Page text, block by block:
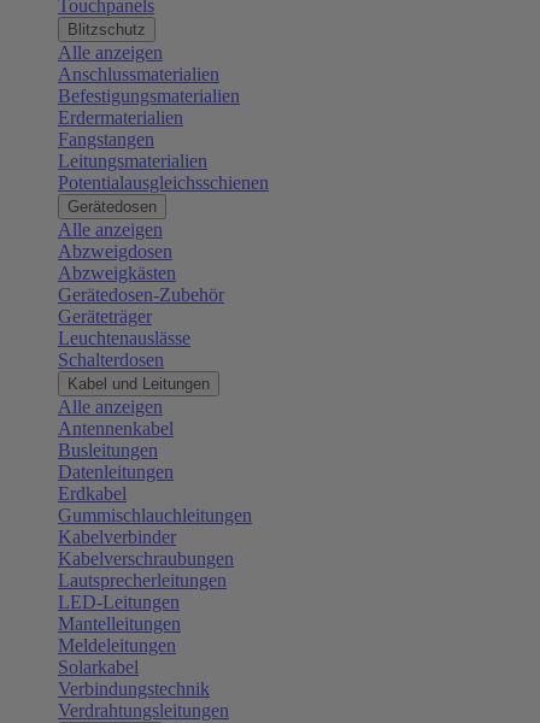
Touchpanels
Blitzschutz
Alle anzeigen
Anschlussmaterialien
Befestigungsmaterialien
Erdermaterialien
Fangstangen
Leitungsmaterialien
Potentialausgleichsschienen
Gerätedosen
Alle anzeigen
Abzweigdosen
Abzweigkästen
Gerätedosen-Zubehör
Geräteträger
Leuchtenauslässe
Schalterdosen
Kabel und Leitungen
Alle anzeigen
Antennenkabel
Busleitungen
Datenleitungen
Erdkabel
Gummischlauchleitungen
Kabelverbinder
Kabelverschraubungen
Lautsprecherleitungen
LED-Leitungen
Mantelleitungen
Meldeleitungen
Solarkabel
Verbindungstechnik
Verdrahtungsleitungen